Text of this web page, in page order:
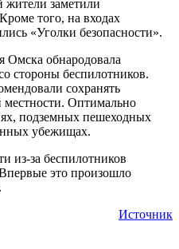
жители заметили
того, на входах
«Уголки безопасности».
Омска обнародовала
стороны беспилотников.
сохранять
местности. Оптимально
подземных пешеходных
убежищах.
из-за беспилотников
это произошло
Источник